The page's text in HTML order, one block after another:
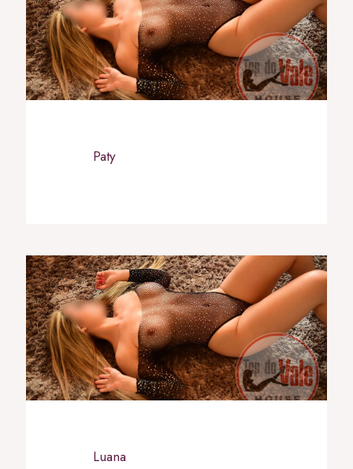
Paty
Luana